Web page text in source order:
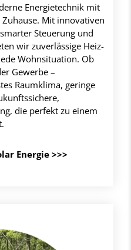
Energietechnik mit
Mit innovativen
Steuerung und
wir zuverlässige Heiz-
Wohnsituation. Ob
Gewerbe –
Raumklima, geringe
die perfekt zu einem
Energie >>>